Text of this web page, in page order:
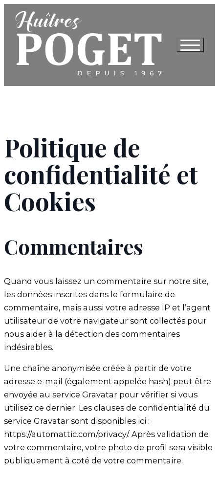
Politique de
confidentialité et
Cookies
Commentaires
Quand vous laissez un commentaire sur notre site,
les données inscrites dans le formulaire de
commentaire, mais aussi votre adresse IP et l’agent
utilisateur de votre navigateur sont collectés pour
nous aider à la détection des commentaires
indésirables.
Une chaîne anonymisée créée à partir de votre
adresse e-mail (également appelée hash) peut être
envoyée au service Gravatar pour vérifier si vous
utilisez ce dernier. Les clauses de confidentialité du
service Gravatar sont disponibles ici :
https://automattic.com/privacy/. Après validation de
votre commentaire, votre photo de profil sera visible
publiquement à coté de votre commentaire.